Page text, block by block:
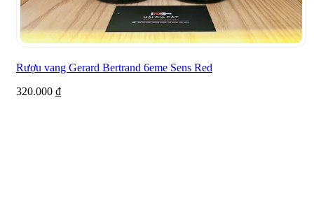
Rượu vang Gerard Bertrand 6eme Sens Red
320.000 ₫